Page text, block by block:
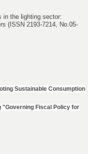
in the lighting sector:
(ISSN 2193-7214, No.05-
Sustainable Consumption
"Governing Fiscal Policy for